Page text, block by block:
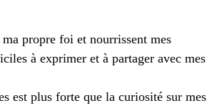
propre foi et nourrissent mes
à exprimer et à partager avec mes
est plus forte que la curiosité sur mes